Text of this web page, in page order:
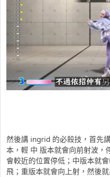
然後講 ingrid 的必殺技，首先
本，輕 中 版本就會向前射波，
會較近的位置停低；中版本就
飛；重版本就會向上射，然後就